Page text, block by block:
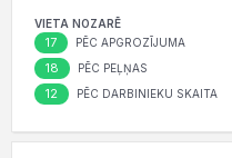
VIETA NOZARĒ
17 PĒC APGROZĪJUMA
18 PĒC PEĻŅAS
12 PĒC DARBINIEKU SKAITA